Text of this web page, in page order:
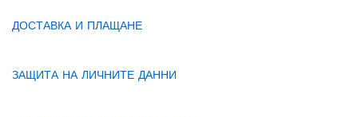
ДОСТАВКА И ПЛАЩАНЕ
ЗАЩИТА НА ЛИЧНИТЕ ДАННИ